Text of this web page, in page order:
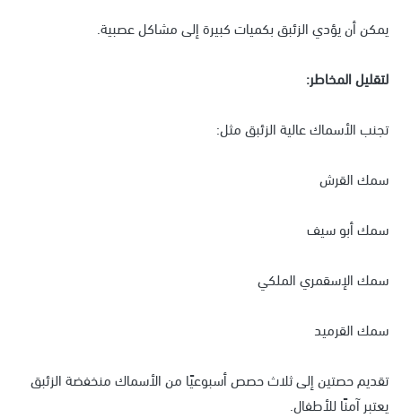
يمكن أن يؤدي الزئبق بكميات كبيرة إلى مشاكل عصبية.
لتقليل المخاطر:
تجنب الأسماك عالية الزئبق مثل:
سمك القرش
سمك أبو سيف
سمك الإسقمري الملكي
سمك القرميد
تقديم حصتين إلى ثلاث حصص أسبوعيًا من الأسماك منخفضة الزئبق
يعتبر آمنًا للأطفال.